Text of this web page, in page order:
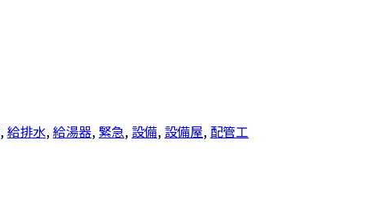
,給排水,給湯器, 緊急, 設備, 設備屋, 配管工